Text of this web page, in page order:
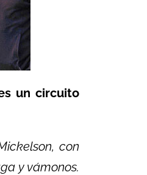
un circuito
con
y vámonos.